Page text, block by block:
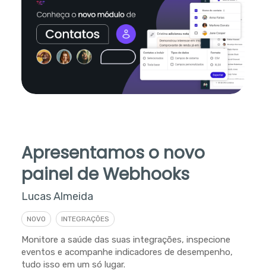
Apresentamos o novo
painel de Webhooks
Lucas Almeida
NOVO INTEGRAÇÕES
Monitore a saúde das suas integrações, inspecione
eventos e acompanhe indicadores de desempenho,
tudo isso em um só lugar.